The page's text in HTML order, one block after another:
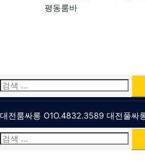
평동룸바
검
색:
유성룸싸롱 O1O.4832.3589 대전퍼블
대전룸싸롱 O1O.4832.3589 대전풀싸
검